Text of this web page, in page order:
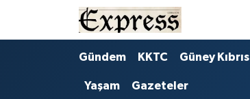
Gündem KKTC Güney Kıbrıs
Yaşam Gazeteler
ALAYKÖY
ALSANCAK
Hava Durumu
Trafik Durumu